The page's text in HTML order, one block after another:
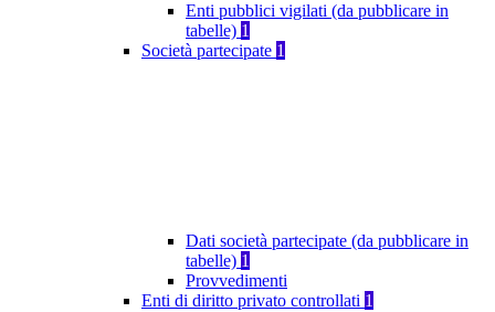
Enti pubblici vigilati (da pubblicare in
tabelle) 1
Società partecipate 1
Dati società partecipate (da pubblicare in
tabelle) 1
Provvedimenti
Enti di diritto privato controllati 1